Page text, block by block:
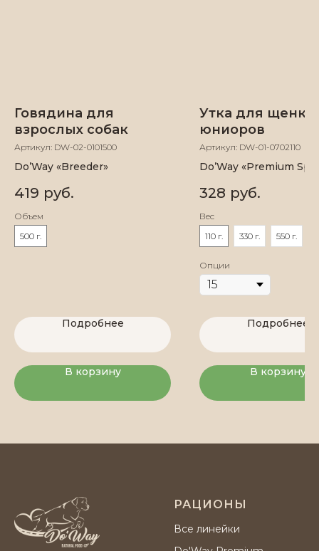
Говядина для
взрослых собак
Артикул: DW-02-0101500
Do’Way «Breeder»
419 руб.
Объем
500 г.
Подробнее
В корзину
Утка для
юниоров
Артикул: DW-01-0702110
Do’Way «Premium
328 руб.
Вес
110 г.
330 г. 550 г.
Опции
Подробнее
В корзину
РАЦИОНЫ
Все линейки
Политика конфиденциальности.
Публичная оферта